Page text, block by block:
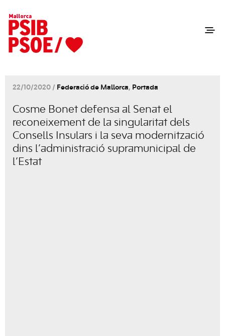
22/10/2020 / Federació de Mallorca, Portada
Cosme Bonet defensa al Senat el
reconeixement de la singularitat dels
Consells Insulars i la seva modernització
dins l’administració supramunicipal de
l’Estat